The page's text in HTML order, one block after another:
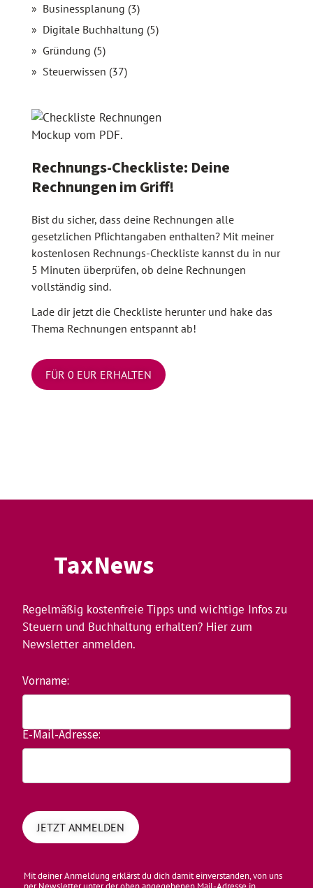
Businessplanung (3)
Digitale Buchhaltung (5)
Gründung (5)
Steuerwissen (37)
Rechnungs-Checkliste: Deine
Rechnungen im Griff!
Bist du sicher, dass deine Rechnungen alle
gesetzlichen Pflichtangaben enthalten? Mit meiner
kostenlosen Rechnungs-Checkliste kannst du in nur
5 Minuten überprüfen, ob deine Rechnungen
vollständig sind.
Lade dir jetzt die Checkliste herunter und hake das
Thema Rechnungen entspannt ab!
FÜR 0 EUR ERHALTEN
TaxNews
Regelmäßig kostenfreie Tipps und wichtige Infos zu
Steuern und Buchhaltung erhalten? Hier zum
Newsletter anmelden.
Vorname:
E-Mail-Adresse:
Mit deiner Anmeldung erklärst du dich damit einverstanden, von uns